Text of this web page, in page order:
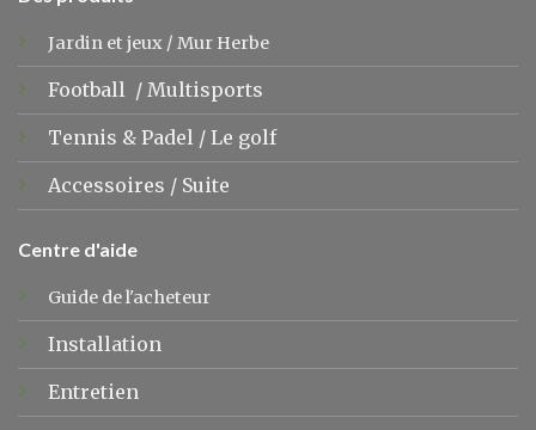
Jardin et jeux/ Mur Herbe
Football / Multisports
Tennis & Padel / Le golf
Accessoires / Suite
Centre d'aide
Guide de l'acheteur
Installation
Entretien